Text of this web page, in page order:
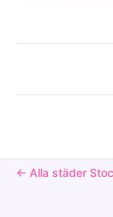
← Alla städer